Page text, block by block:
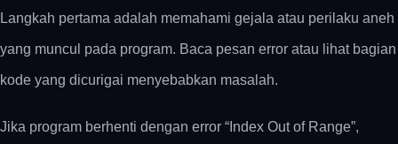
Langkah pertama adalah memahami gejala atau perilaku aneh
yang muncul pada program. Baca pesan error atau lihat bagian
kode yang dicurigai menyebabkan masalah.
Jika program berhenti dengan error “Index Out of Range”,